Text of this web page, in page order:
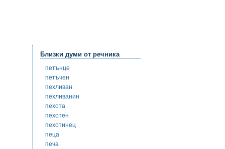
Близки думи от речника
петънце
петъчен
пехливан
пехливанин
пехота
пехотен
пехотинец
пеца
печа